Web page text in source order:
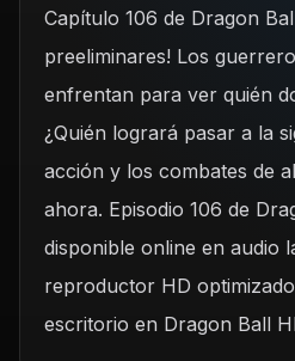
Capítulo 106 de Dragon
preeliminares! Los
enfrentan para ver quién
¿Quién logrará pasar a la
acción y los combates de
ahora. Episodio 106 de
disponible online en audio
reproductor HD
escritorio en Dragon Ball